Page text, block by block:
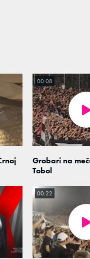
Grobari na
Tobol
00:08
00:22